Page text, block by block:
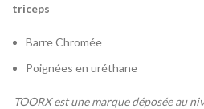
triceps
Barre Chromée
Poignées en uréthane
TOORX est une marque déposée au